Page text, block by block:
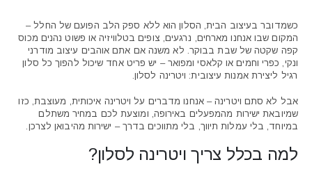
כשמדובר בעיצוב הבית, הסלון הוא ללא ספק הלב הפועם של החלל –
המקום שבו אנחנו מארחים, נרגעים, צופים בטלוויזיה או פשוט נהנים מכוס
קפה שקטה של שבת בבוקר. לא משנה אם אתם אוהבים עיצוב מודרני
ונקי, כפרי וחמים או קלאסי ומפואר – יש פריט אחד שיכול להפוך כל סלון
רגיל ליצירת אמנות עיצובית: ויטרינה לסלון.
אבל לא סתם ויטרינה – אנחנו מדברים על ויטרינה איכותית, מעוצבת, כזו
שמיובאת ישירות מהמפעלים באירופה, ומוצעת לכם במחיר משתלם
במיוחד, בלי עמלות תיווך, בלי מתווכים בדרך – ישירות מהיבואן לצרכן.
למה בכלל צריך ויטרינה לסלון?